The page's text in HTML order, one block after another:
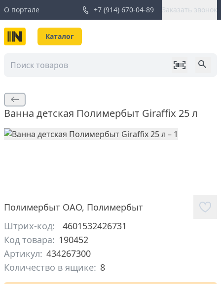
О портале +7 (914) 670-04-89 Заказать звонок
Каталог
Ванна детская Полимербыт Giraffix 25 л
Полимербыт ОАО, Полимербыт
Штрих-код:
4601532426731
Код товара: 190452
Артикул: 434267300
Количество в ящике: 8